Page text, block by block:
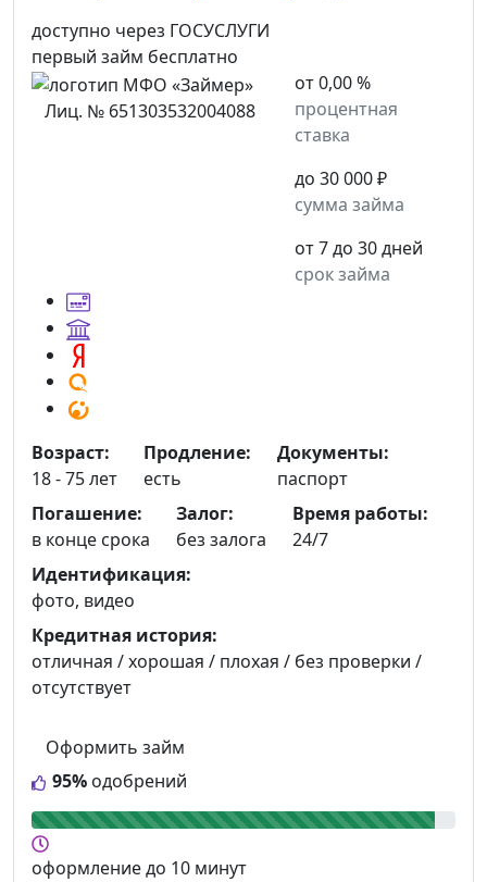
доступно через ГОСУСЛУГИ
первый займ бесплатно
Лиц. № 651303532004088
от 0,00 %
процентная
ставка
до 30 000 ₽
сумма займа
от 7 до 30 дней
срок займа
95% одобрений
Оформить займ
Возраст:
18 - 75 лет
Продление:
есть
Документы:
паспорт
Погашение:
в конце срока
Залог:
без залога
Время работы:
24/7
Идентификация:
фото, видео
Кредитная история:
отличная / хорошая / плохая / без проверки /
отсутствует
оформлениедо 10 минут